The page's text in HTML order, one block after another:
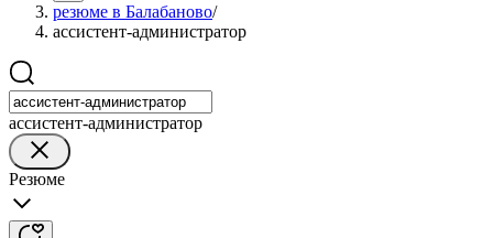
резюме в Балабаново/
ассистент-администратор
ассистент-администратор
Резюме